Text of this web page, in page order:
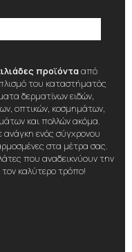
προϊόντααπό
του καταστήματός
δερματίνων ειδών,
οπτικών, κοσμημάτων,
και πολλών ακόμα.
ενός σύγχρονου
στα μέτρα σας.
που αναδεικνύουν την
καλύτερο τρόπο!